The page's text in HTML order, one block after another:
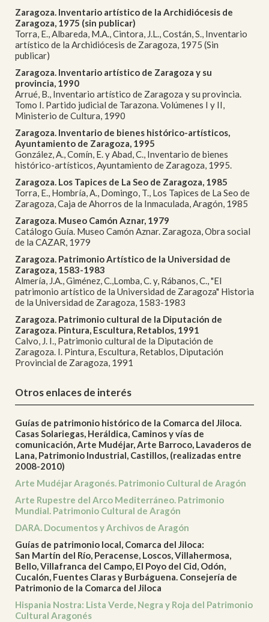
Zaragoza. Inventario artístico de la Archidiócesis de
Zaragoza, 1975 (sin publicar)
Torra, E., Albareda, M.A., Cintora, J.L., Costán, S., Inventario
artístico de la Archidiócesis de Zaragoza, 1975 (Sin
publicar)
Zaragoza. Inventario artístico de Zaragoza y su
provincia, 1990
Arrué, B., Inventario artístico de Zaragoza y su provincia.
Tomo I. Partido judicial de Tarazona. Volúmenes I y II,
Ministerio de Cultura, 1990
Zaragoza. Inventario de bienes histórico-artísticos,
Ayuntamiento de Zaragoza, 1995
González, A., Comín, E. y Abad, C., Inventario de bienes
histórico-artísticos, Ayuntamiento de Zaragoza, 1995.
Zaragoza. Los Tapices de La Seo de Zaragoza, 1985
Torra, E., Hombría, A., Domingo, T., Los Tapices de La Seo de
Zaragoza, Caja de Ahorros de la Inmaculada, Aragón, 1985
Zaragoza. Museo Camón Aznar, 1979
Catálogo Guía. Museo Camón Aznar. Zaragoza, Obra social
de la CAZAR, 1979
Zaragoza. Patrimonio Artístico de la Universidad de
Zaragoza, 1583-1983
Almería, J.A., Giménez, C.,Lomba, C. y, Rábanos, C., "El
patrimonio artístico de la Universidad de Zaragoza" Historia
de la Universidad de Zaragoza, 1583-1983
Zaragoza. Patrimonio cultural de la Diputación de
Zaragoza. Pintura, Escultura, Retablos, 1991
Calvo, J. I., Patrimonio cultural de la Diputación de
Zaragoza. I. Pintura, Escultura, Retablos, Diputación
Provincial de Zaragoza, 1991
Otros enlaces de interés
Guías de patrimonio histórico de la Comarca del Jiloca.
Casas Solariegas, Heráldica, Caminos y vías de
comunicación, Arte Mudéjar, Arte Barroco, Lavaderos de
Lana, Patrimonio Industrial, Castillos, (realizadas entre
2008-2010)
Arte Mudéjar Aragonés. Patrimonio Cultural de Aragón
Arte Rupestre del Arco Mediterráneo. Patrimonio
Mundial. Patrimonio Cultural de Aragón
DARA. Documentos y Archivos de Aragón
Guías de patrimonio local, Comarca del Jiloca:
San Martín del Río, Peracense, Loscos, Villahermosa,
Bello, Villafranca del Campo, El Poyo del Cid, Odón,
Cucalón, Fuentes Claras y Burbáguena. Consejería de
Patrimonio de la Comarca del Jiloca
Hispania Nostra: Lista Verde, Negra y Roja del Patrimonio
Cultural Aragonés